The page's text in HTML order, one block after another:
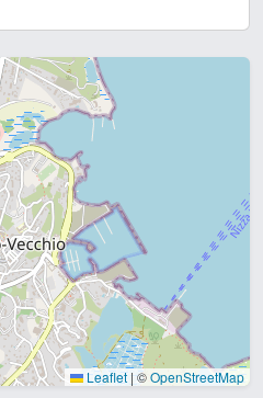
Leaflet|©OpenStreetMap